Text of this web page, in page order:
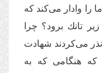
را وادار می‌‌كند كه
تانك برود؟ چرا
می‌‌كردند شهادت
که هنگامی كه به